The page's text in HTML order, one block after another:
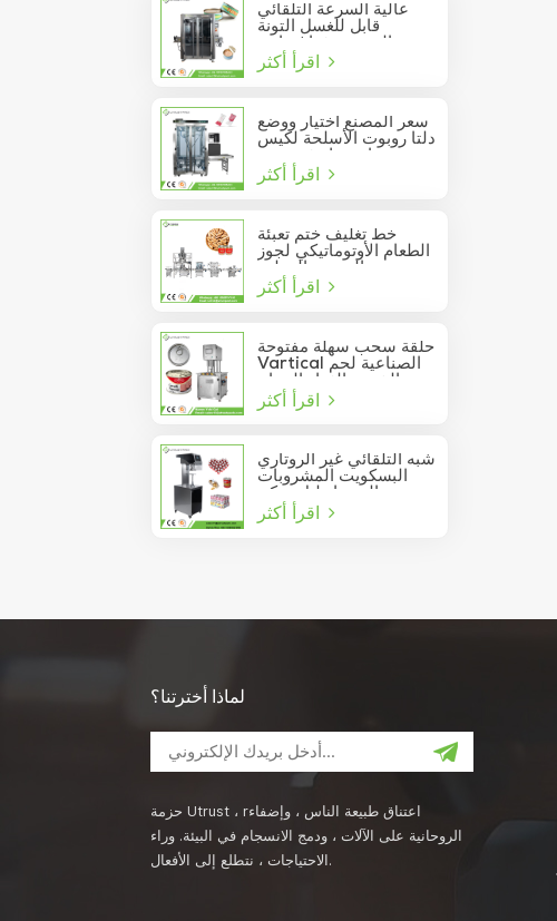
عالية السرعة التلقائي
قابل للغسل التونة
السردين فراغ حاوية
المأكولات البحرية القصدير
يمكن السدادة
سعر المصنع اختيار ووضع
دلتا روبوت الأسلحة لكيس
خط تغليف ختم تعبئة
الطعام الأوتوماتيكي لجوز
الصنوبر المعلب
حلقة سحب سهلة مفتوحة
Vartical الصناعية لحم
الخنزير الغداء الدجاج
صدور اللحوم الغذاء يمكن
فراغ آلة ختم
شبه التلقائي غير الروتاري
البسكويت المشروبات
عصير الصودا دليل يمكن
السدادة
لماذا أخترتنا؟
حزمة Utrust ، rاعتناق طبيعة الناس ، وإضفاء
الروحانية على الآلات ، ودمج الانسجام في البيئة. وراء
الاحتياجات ، نتطلع إلى الأفعال.